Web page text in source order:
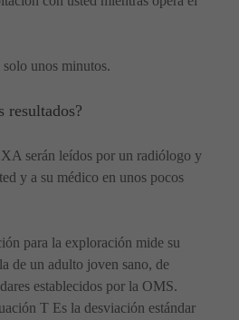
unos minutos.
resultados?
serán leídos por un radiólogo y
y a su médico en unos pocos
para la exploración mide su
de un adulto joven sano, de
establecidos por la OMS.
T Es la desviación estándar